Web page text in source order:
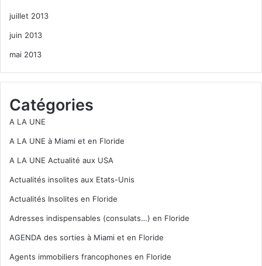
juillet 2013
juin 2013
mai 2013
Catégories
A LA UNE
A LA UNE à Miami et en Floride
A LA UNE Actualité aux USA
Actualités insolites aux Etats-Unis
Actualités Insolites en Floride
Adresses indispensables (consulats…) en Floride
AGENDA des sorties à Miami et en Floride
Agents immobiliers francophones en Floride